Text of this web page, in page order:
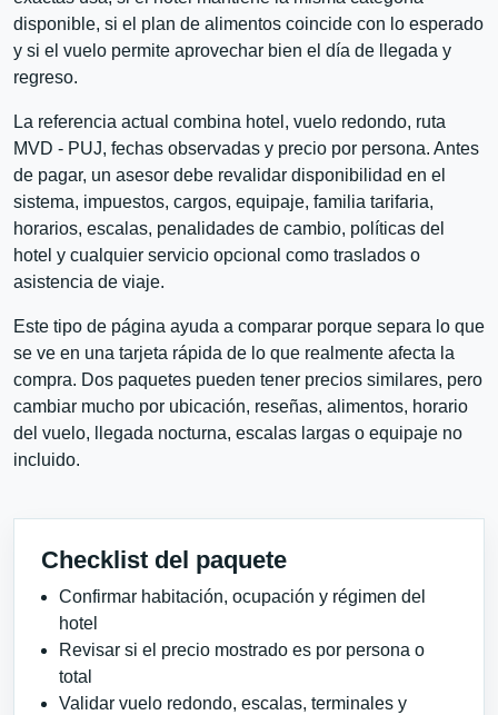
disponible, si el plan de alimentos coincide con lo esperado
y si el vuelo permite aprovechar bien el día de llegada y
regreso.
La referencia actual combina hotel, vuelo redondo, ruta
MVD - PUJ, fechas observadas y precio por persona. Antes
de pagar, un asesor debe revalidar disponibilidad en el
sistema, impuestos, cargos, equipaje, familia tarifaria,
horarios, escalas, penalidades de cambio, políticas del
hotel y cualquier servicio opcional como traslados o
asistencia de viaje.
Este tipo de página ayuda a comparar porque separa lo que
se ve en una tarjeta rápida de lo que realmente afecta la
compra. Dos paquetes pueden tener precios similares, pero
cambiar mucho por ubicación, reseñas, alimentos, horario
del vuelo, llegada nocturna, escalas largas o equipaje no
incluido.
Checklist del paquete
Confirmar habitación, ocupación y régimen del
hotel
Revisar si el precio mostrado es por persona o
total
Validar vuelo redondo, escalas, terminales y